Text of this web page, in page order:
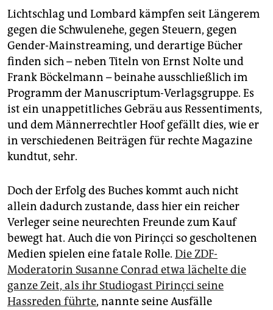
Lichtschlag und Lombard kämpfen seit Längerem
gegen die Schwulenehe, gegen Steuern, gegen
Gender-Mainstreaming, und derartige Bücher
finden sich – neben Titeln von Ernst Nolte und
Frank Böckelmann – beinahe ausschließlich im
Programm der Manuscriptum-Verlagsgruppe. Es
ist ein unappetitliches Gebräu aus Ressentiments,
und dem Männerrechtler Hoof gefällt dies, wie er
in verschiedenen Beiträgen für rechte Magazine
kundtut, sehr.
Doch der Erfolg des Buches kommt auch nicht
allein dadurch zustande, dass hier ein reicher
Verleger seine neurechten Freunde zum Kauf
bewegt hat. Auch die von Pirinçci so gescholtenen
Medien spielen eine fatale Rolle. Die ZDF-
Moderatorin Susanne Conrad etwa lächelte die
ganze Zeit, als ihr Studiogast Pirinçci seine
Hassreden führte, nannte seine Ausfälle